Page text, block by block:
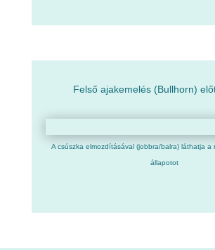
Felső ajakemelés (Bullhorn)
A csúszka elmozdításával (jobbra/balra) láthatja a
állapotot